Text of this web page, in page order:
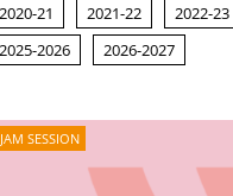
2020-21 2021-22 2022-23
2025-2026
2026-2027
JAM SESSION